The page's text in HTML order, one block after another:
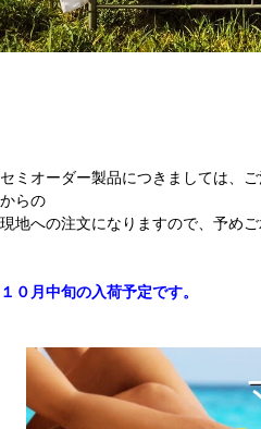
セミオーダー製品につきましては、
からの
現地への注文になりますので、予めご
１０月中旬の入荷予定です。